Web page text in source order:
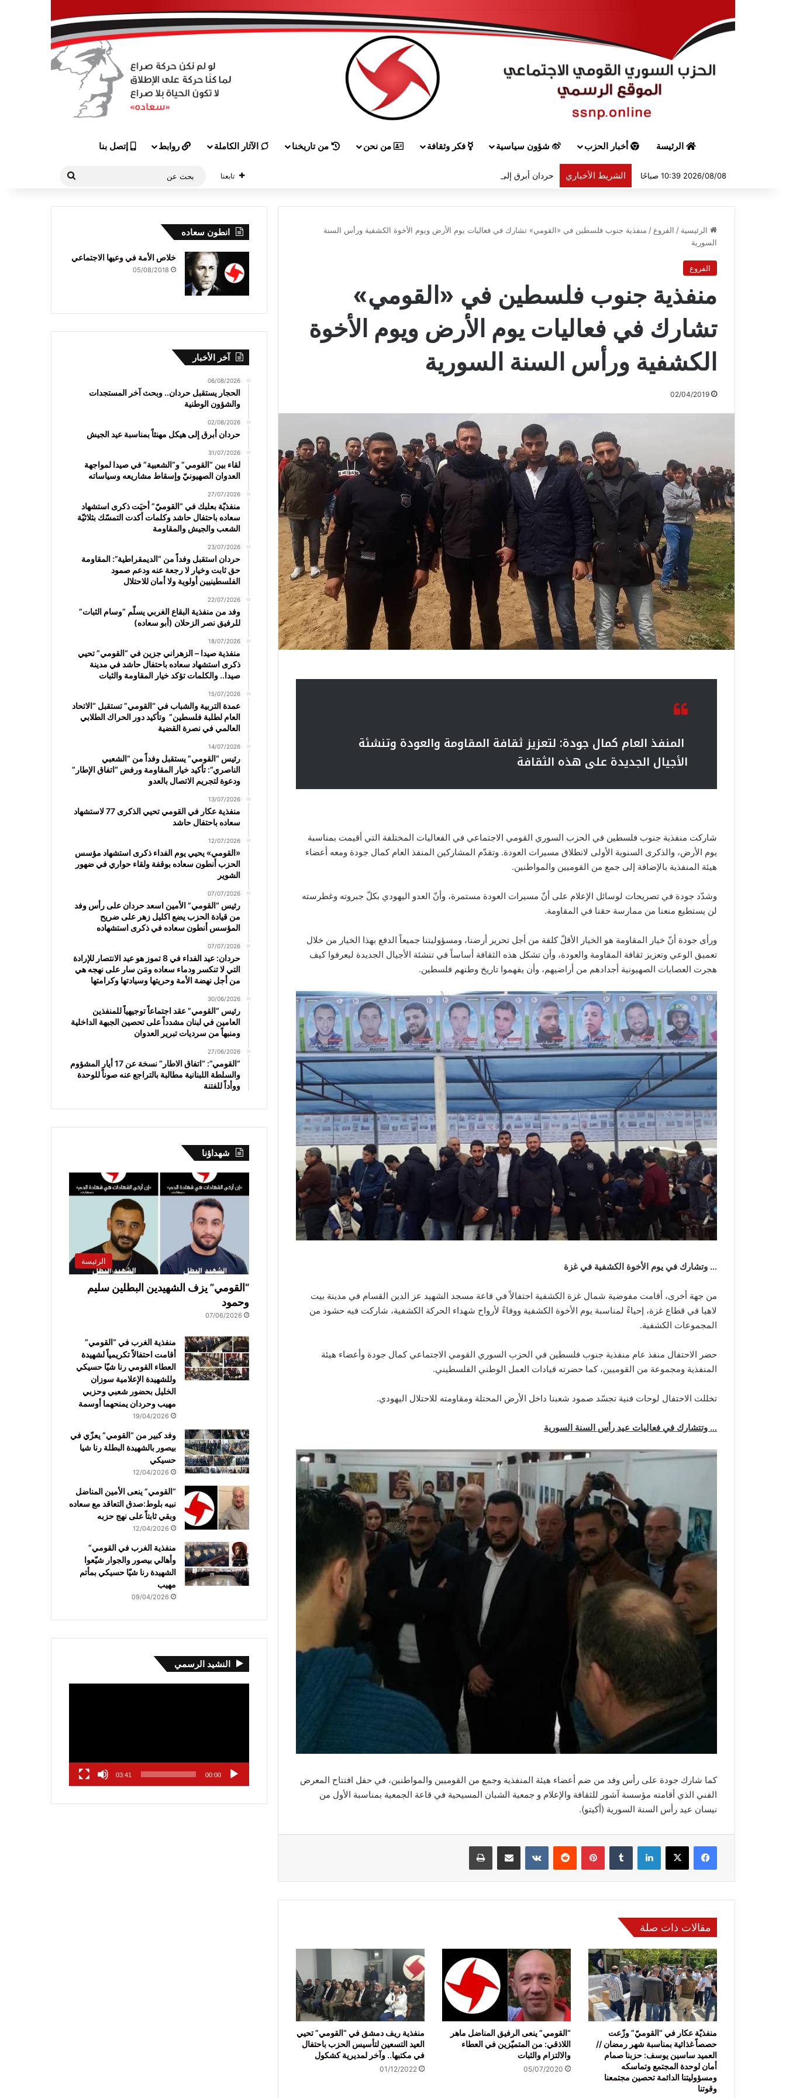
الرئيسة أخبار الحزب شؤون سياسية فكر وثقافة من نحن من تاريخنا الآثار الكاملة روابط إتصل بنا
2026/08/08 10:39 صباحًا الشريط الأخباري حردان أبرق إلى هيكل مهنئاً بمناسبة عيد الجيش تابعنا
الرئيسية / الفروع / منفذية جنوب فلسطين في «القومي» تشارك في فعاليات يوم الأرض ويوم الأخوة الكشفية ورأس السنة
السورية
الفروع
منفذية جنوب فلسطين في «القومي»
تشارك في فعاليات يوم الأرض ويوم الأخوة
الكشفية ورأس السنة السورية
02/04/2019
المنفذ العام كمال جودة: لتعزيز ثقافة المقاومة والعودة وتنشئة
الأجيال الجديدة على هذه الثقافة
شاركت منفذية جنوب فلسطين في الحزب السوري القومي الاجتماعي في الفعاليات المختلفة التي أقيمت بمناسبة
يوم الأرض، والذكرى السنوية الأولى لانطلاق مسيرات العودة. وتقدّم المشاركين المنفذ العام كمال جودة ومعه أعضاء
هيئة المنفذية بالإضافة إلى جمع من القوميين والمواطنين.
وشدّد جودة في تصريحات لوسائل الإعلام على أنّ مسيرات العودة مستمرة، وأنّ العدو اليهودي بكلّ جبروته وغطرسته
لن يستطيع منعنا من ممارسة حقنا في المقاومة.
ورأى جودة أنّ خيار المقاومة هو الخيار الأقلّ كلفة من أجل تحرير أرضنا، ومسؤوليتنا جميعاً الدفع بهذا الخيار من خلال
تعميق الوعي وتعزيز ثقافة المقاومة والعودة، وأن تشكل هذه الثقافة أساساً في تنشئة الأجيال الجديدة ليعرفوا كيف
هجرت العصابات الصهيونية أجدادهم من أراضيهم، وأن يفهموا تاريخ وطنهم فلسطين.
… وتشارك في يوم الأخوة الكشفية في غزة
من جهة أخرى، أقامت مفوضية شمال غزة الكشفية احتفالاً في قاعة مسجد الشهيد عز الدين القسام في مدينة بيت
لاهيا في قطاع غزة، إحياءً لمناسبة يوم الأخوة الكشفية ووفاءً لأرواح شهداء الحركة الكشفية، شاركت فيه حشود من
المجموعات الكشفية.
حضر الاحتفال منفذ عام منفذية جنوب فلسطين في الحزب السوري القومي الاجتماعي كمال جودة وأعضاء هيئة
المنفذية ومجموعة من القوميين، كما حضرته قيادات العمل الوطني الفلسطيني.
تخللت الاحتفال لوحات فنية تجسّد صمود شعبنا داخل الأرض المحتلة ومقاومته للاحتلال اليهودي.
… وتتشارك في فعاليات عيد رأس السنة السورية
كما شارك جودة على رأس وفد من ضم أعضاء هيئة المنفذية وجمع من القوميين والمواطنين، في حفل افتتاح المعرض
الفني الذي أقامته مؤسسة آشور للثقافة والإعلام و جمعية الشبان المسيحية في قاعة الجمعية بمناسبة الأول من
نيسان عيد رأس السنة السورية (أكيتو).
فيسبوك لينكدإن بينتيريست
مقالات ذات صلة
منفذيّة عكار في “القوميّ” وزّعت
حصصاً غذائية بمناسبة شهر رمضان //
العميد ساسين يوسف: حزبنا صمام
أمان لوحدة المجتمع وتماسكه
ومسؤوليتنا الدائمة تحصين مجتمعنا
وقوتنا
“القومي” ينعى الرفيق المناضل ماهر
اللاذقي: من المتميّزين في العطاء
والالتزام والثبات
05/07/2020
منفذية ريف دمشق في “القومي” تحيي
العيد التسعين لتأسيس الحزب باحتفال
في مكتبها.. وآخر لمديرية كشكول
01/12/2022
انطون سعاده
خلاص الأمة في وعيها الاجتماعي
05/08/2018
آخر الأخبار
06/08/2026
الحجار يستقبل حردان.. وبحث آخر المستجدات
والشؤون الوطنية
02/08/2026
حردان أبرق إلى هيكل مهنئاً بمناسبة عيد الجيش
31/07/2026
لقاء بين “القومي” و”الشعبية” في صيدا لمواجهة
العدوان الصهيونيّ وإسقاط مشاريعه وسياساته
27/07/2026
منفذيّة بعلبك في “القوميّ” أحيَت ذكرى استشهاد
سعاده باحتفال حاشد وكلمات أكدت التمسّك بثلاثيّة
الشعب والجيش والمقاومة
23/07/2026
حردان استقبل وفداً من “الديمقراطية”: المقاومة
حق ثابت وخيار لا رجعة عنه ودعم صمود
الفلسطينيين أولوية ولا أمان للاحتلال
22/07/2026
وفد من منفذية البقاع الغربي يسلّم “وسام الثبات”
للرفيق نصر الزحلان (أبو سعاده)
18/07/2026
منفذية صيدا – الزهراني جزين في “القومي” تحيي
ذكرى استشهاد سعاده باحتفال حاشد في مدينة
صيدا.. والكلمات تؤكد خيار المقاومة والثبات
15/07/2026
عمدة التربية والشباب في “القومي” تستقبل “الاتحاد
العام لطلبة فلسطين” وتأكيد دور الحراك الطلابي
العالمي في نصرة القضية
14/07/2026
رئيس “القومي” يستقبل وفداً من “الشعبي
الناصري”: تأكيد خيار المقاومة ورفض “اتفاق الإطار”
ودعوة لتجريم الاتصال بالعدو
13/07/2026
منفذية عكار في القومي تحيي الذكرى 77 لاستشهاد
سعاده باحتفال حاشد
12/07/2026
«القومي» يحيي يوم الفداء ذكرى استشهاد مؤسس
الحزب أنطون سعاده بوقفة ولقاء حواري في ضهور
الشوير
07/07/2026
رئيس “القومي” الأمين اسعد حردان على رأس وفد
من قيادة الحزب يضع اكليل زهر على ضريح
المؤسس أنطون سعاده في ذكرى استشهاده
07/07/2026
حردان: عيد الفداء في 8 تموز هو عيد الانتصار للإرادة
التي لا تنكسر ودماء سعاده ومَن سار على نهجه هي
من أجل نهضة الأمة وحريتها وسيادتها وكرامتها
30/06/2026
رئيس “القومي” عقد اجتماعاً توجيهياً للمنفذين
العامين في لبنان مشدداً على تحصين الجبهة الداخلية
ومنبهاً من سرديات تبرير العدوان
27/06/2026
“القومي”: “اتفاق الاطار” نسخة عن 17 أيار المشؤوم
والسلطة اللبنانية مطالبة بالتراجع عنه صوناً للوحدة
ووأداً للفتنة
شهداؤنا
الرئيسة
“القومي” يزف الشهيدين البطلين سليم
وحمود
07/06/2026
منفذية الغرب في “القومي”
أقامت احتفالاً تكريمياً لشهيدة
العطاء القومي رنا شيّا حسيكي
وللشهيدة الإعلامية سوزان
الخليل بحضور شعبي وحزبي
مهيب وحردان يمنحهما أوسمة
19/04/2026
وفد كبير من “القومي” يعزّي في
بيصور بالشهيدة البطلة رنا شيا
حسيكي
12/04/2026
“القومي” ينعى الأمين المناضل
نبيه بلوط:صدق التعاقد مع سعاده
وبقي ثابتاً على نهج حزبه
12/04/2026
منفذية الغرب في القومي”
وأهالي بيصور والجوار شيّعوا
الشهيدة رنا شيّا حسيكي بمأتم
مهيب
09/04/2026
النشيد الرسمي
00:00
03:41